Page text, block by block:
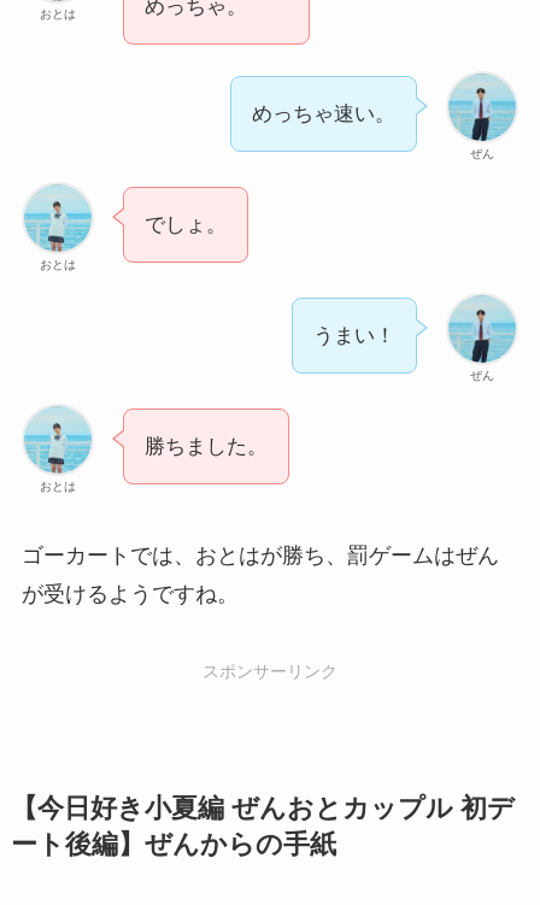
おとは
めっちゃ。
ぜん
めっちゃ速い。
おとは
でしょ。
ぜん
うまい！
おとは
勝ちました。
ゴーカートでは、おとはが勝ち、罰ゲームはぜん
が受けるようですね。
スポンサーリンク
【今日好き小夏編 ぜんおとカップル 初デ
ート後編】ぜんからの手紙